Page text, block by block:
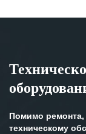
Помимо ремонта,
техническому